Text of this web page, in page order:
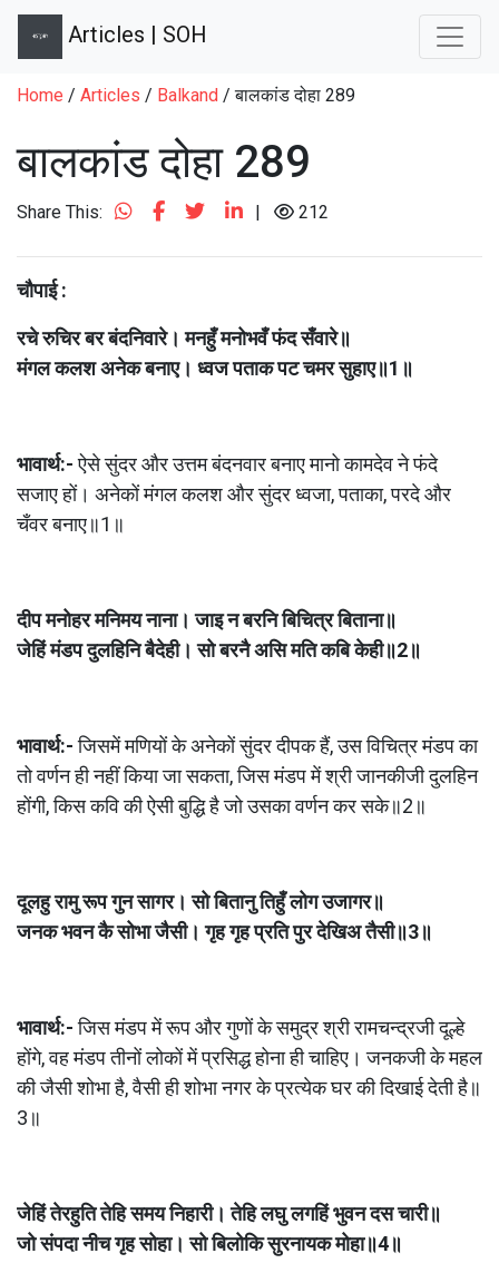
Articles | SOH
Home / Articles / Balkand / बालकांड दोहा 289
बालकांड दोहा 289
Share This: | 212
चौपाई :
रचे रुचिर बर बंदनिवारे। मनहुँ मनोभवँ फंद सँवारे॥
मंगल कलश अनेक बनाए। ध्वज पताक पट चमर सुहाए॥1॥
भावार्थ:- ऐसे सुंदर और उत्तम बंदनवार बनाए मानो कामदेव ने फंदे
सजाए हों। अनेकों मंगल कलश और सुंदर ध्वजा, पताका, परदे और
चँवर बनाए॥1॥
दीप मनोहर मनिमय नाना। जाइ न बरनि बिचित्र बिताना॥
जेहिं मंडप दुलहिनि बैदेही। सो बरनै असि मति कबि केही॥2॥
भावार्थ:- जिसमें मणियों के अनेकों सुंदर दीपक हैं, उस विचित्र मंडप का
तो वर्णन ही नहीं किया जा सकता, जिस मंडप में श्री जानकीजी दुलहिन
होंगी, किस कवि की ऐसी बुद्धि है जो उसका वर्णन कर सके॥2॥
दूलहु रामु रूप गुन सागर। सो बितानु तिहुँ लोग उजागर॥
जनक भवन कै सोभा जैसी। गृह गृह प्रति पुर देखिअ तैसी॥3॥
भावार्थ:- जिस मंडप में रूप और गुणों के समुद्र श्री रामचन्द्रजी दूल्हे
होंगे, वह मंडप तीनों लोकों में प्रसिद्ध होना ही चाहिए। जनकजी के महल
की जैसी शोभा है, वैसी ही शोभा नगर के प्रत्येक घर की दिखाई देती है॥
3॥
जेहिं तेरहुति तेहि समय निहारी। तेहि लघु लगहिं भुवन दस चारी॥
जो संपदा नीच गृह सोहा। सो बिलोकि सुरनायक मोहा॥4॥